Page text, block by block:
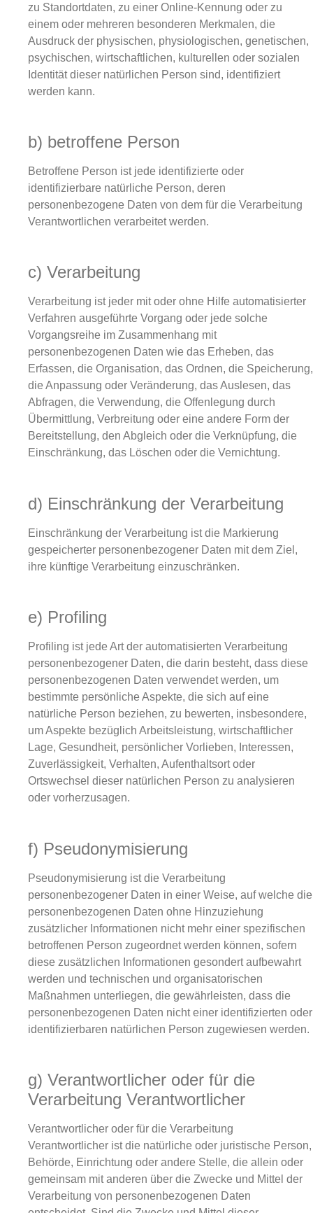
zu Standortdaten, zu einer Online-Kennung oder zu
einem oder mehreren besonderen Merkmalen, die
Ausdruck der physischen, physiologischen, genetischen,
psychischen, wirtschaftlichen, kulturellen oder sozialen
Identität dieser natürlichen Person sind, identifiziert
werden kann.
b) betroffene Person
Betroffene Person ist jede identifizierte oder
identifizierbare natürliche Person, deren
personenbezogene Daten von dem für die Verarbeitung
Verantwortlichen verarbeitet werden.
c) Verarbeitung
Verarbeitung ist jeder mit oder ohne Hilfe automatisierter
Verfahren ausgeführte Vorgang oder jede solche
Vorgangsreihe im Zusammenhang mit
personenbezogenen Daten wie das Erheben, das
Erfassen, die Organisation, das Ordnen, die Speicherung,
die Anpassung oder Veränderung, das Auslesen, das
Abfragen, die Verwendung, die Offenlegung durch
Übermittlung, Verbreitung oder eine andere Form der
Bereitstellung, den Abgleich oder die Verknüpfung, die
Einschränkung, das Löschen oder die Vernichtung.
d) Einschränkung der Verarbeitung
Einschränkung der Verarbeitung ist die Markierung
gespeicherter personenbezogener Daten mit dem Ziel,
ihre künftige Verarbeitung einzuschränken.
e) Profiling
Profiling ist jede Art der automatisierten Verarbeitung
personenbezogener Daten, die darin besteht, dass diese
personenbezogenen Daten verwendet werden, um
bestimmte persönliche Aspekte, die sich auf eine
natürliche Person beziehen, zu bewerten, insbesondere,
um Aspekte bezüglich Arbeitsleistung, wirtschaftlicher
Lage, Gesundheit, persönlicher Vorlieben, Interessen,
Zuverlässigkeit, Verhalten, Aufenthaltsort oder
Ortswechsel dieser natürlichen Person zu analysieren
oder vorherzusagen.
f) Pseudonymisierung
Pseudonymisierung ist die Verarbeitung
personenbezogener Daten in einer Weise, auf welche die
personenbezogenen Daten ohne Hinzuziehung
zusätzlicher Informationen nicht mehr einer spezifischen
betroffenen Person zugeordnet werden können, sofern
diese zusätzlichen Informationen gesondert aufbewahrt
werden und technischen und organisatorischen
Maßnahmen unterliegen, die gewährleisten, dass die
personenbezogenen Daten nicht einer identifizierten oder
identifizierbaren natürlichen Person zugewiesen werden.
g) Verantwortlicher oder für die
Verarbeitung Verantwortlicher
Verantwortlicher oder für die Verarbeitung
Verantwortlicher ist die natürliche oder juristische Person,
Behörde, Einrichtung oder andere Stelle, die allein oder
gemeinsam mit anderen über die Zwecke und Mittel der
Verarbeitung von personenbezogenen Daten